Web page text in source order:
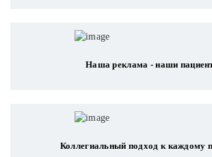
Наша реклама - наши
Коллегиальный подход к каждому